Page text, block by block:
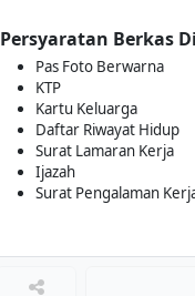
Persyaratan Berkas
Pas Foto Berwarna
KTP
Kartu Keluarga
Daftar Riwayat Hidup
Surat Lamaran Kerja
Ijazah
Surat Pengalaman